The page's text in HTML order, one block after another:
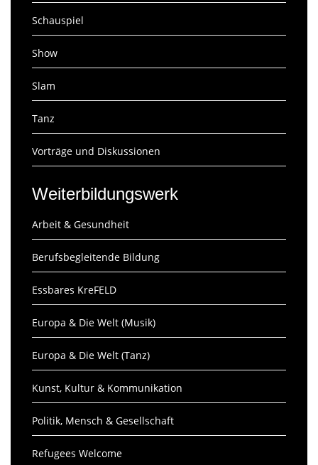
Schauspiel
Show
Slam
Tanz
Vorträge und Diskussionen
Weiterbildungswerk
Arbeit & Gesundheit
Berufsbegleitende Bildung
Essbares KreFELD
Europa & Die Welt (Musik)
Europa & Die Welt (Tanz)
Kunst, Kultur & Kommunikation
Politik, Mensch & Gesellschaft
Refugees Welcome